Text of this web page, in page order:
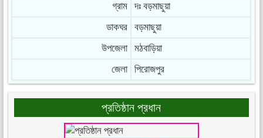
গ্রাম
দঃ বড়মাছুয়া
ডাকঘর
বড়মাছুয়া
উপজেলা
মঠবাড়িয়া
জেলা
পিরোজপুর
প্রতিষ্ঠান প্রধান